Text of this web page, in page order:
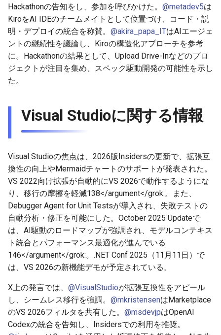
2026-06-07
2026-06-06
2026-06-05
2026-06-03
2026-06-01
2026-05-31
2026-05-30
2026-05-29
2026-05-28
2026-05-27
2026-05-26
2026-05-25
2025-11-22
2025-11-21
2025-11-20
2025-11-18
2025-11-16
2025-11-15
2025-11-14
2025-11-13
2025-11-12
2025-11-11
2025-11-10
2025-11-09
2026-06-07
2026-06-06
2026-06-05
2026-06-03
2026-06-01
2026-05-31
2026-05-30
2026-05-29
2026-05-28
2026-05-27
2026-05-26
2026-05-25
2025-11-22
2025-11-21
2025-11-20
2025-11-18
2025-11-16
2025-11-15
2025-11-14
2025-11-13
2025-11-12
2025-11-11
2025-11-10
2025-11-09
2026-06-04
2026-06-03
2026-06-02
2026-05-31
2026-05-29
2026-05-28
2026-05-27
2026-05-26
2026-05-25
2026-05-24
2026-05-23
2026-05-22
2025-11-22
2025-11-21
2025-11-20
2025-11-18
2025-11-16
2025-11-15
2025-11-14
2025-11-13
2025-11-12
2025-11-11
2025-11-10
2025-11-09
2026-06-04
2026-06-03
2026-06-02
2026-05-30
2026-05-28
2026-05-27
2026-05-26
2026-05-25
2026-05-24
2026-05-23
2026-05-22
2026-05-21
2025-11-22
2025-11-21
2025-11-20
2025-11-18
2025-11-16
2025-11-15
2025-11-14
2025-11-13
2025-11-12
2025-11-11
2025-11-10
2025-11-09
2026-06-07
2026-06-06
2026-06-05
2026-06-03
2026-06-01
2026-05-31
2026-05-30
2026-05-29
2026-05-28
2026-05-27
2026-05-26
2026-05-25
2026-06-01
2026-05-31
2026-05-30
Hackathonの告知をし、参加を呼びかけた。 @metadev5は
KiroをAI IDEのチームメイトとして位置づけ、コード・説
明・デプロイの統合を称賛。 @akira_papa_ITはAIエージェ
ントの継続性を議論し、Kiroの構造化アプローチを参考
に。Hackathonの結果として、Upload Drive-Inなどのプロ
ジェクトが注目を集め、スペック駆動開発の可能性を示し
た。
Visual Studioに関する情報
Visual Studioの焦点は、2026版Insidersの更新で、拡張互
換性の向上やMermaidチャートのサポートが発表された。
VS 2022向け拡張が自動的にVS 2026で動作するようにな
り、移行の摩擦を軽減138</argument</grok:。また、
Debugger Agent for Unit Testsが導入され、失敗テストの
自動分析・修正を可能にした。October 2025 Updateで
は、AI駆動のロードマップが強調され、モデルコンテキス
ト統合とパフォーマンス最適化が進んでいる
146</argument</grok:。.NET Conf 2025（11月11日）で
は、VS 2026の新機能デモが予定されている。
X上の発言では、 @VisualStudioが拡張互換性をアピール
し、シームレス移行を強調。 @mkristensenはMarketplace
のVS 2026フィルタを共有した。 @msdevjpはOpenAI
Codexの統合を告知し、Insidersでの利用を推奨。